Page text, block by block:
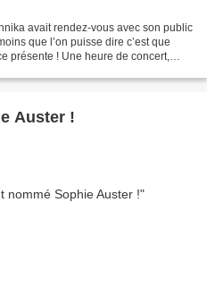
avait rendez-vous avec son public
que l’on puisse dire c’est que
présente ! Une heure de concert,
Auster !